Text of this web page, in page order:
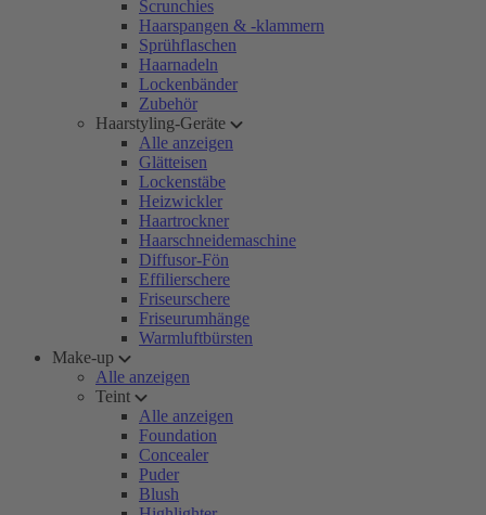
Scrunchies
Haarspangen & -klammern
Sprühflaschen
Haarnadeln
Lockenbänder
Zubehör
Haarstyling-Geräte
Alle anzeigen
Glätteisen
Lockenstäbe
Heizwickler
Haartrockner
Haarschneidemaschine
Diffusor-Fön
Effilierschere
Friseurschere
Friseurumhänge
Warmluftbürsten
Make-up
Alle anzeigen
Teint
Alle anzeigen
Foundation
Concealer
Puder
Blush